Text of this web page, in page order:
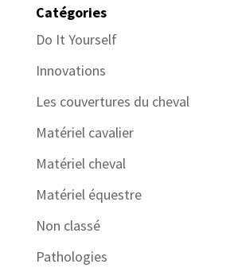
Catégories
Do It Yourself
Innovations
Les couvertures du cheval
Matériel cavalier
Matériel cheval
Matériel équestre
Non classé
Pathologies